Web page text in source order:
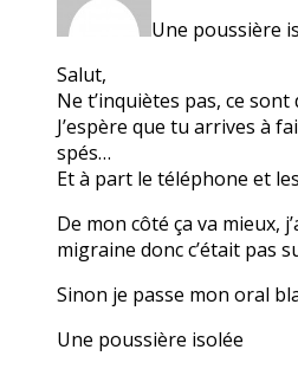
Une poussière
Salut,
Ne t’inquiètes pas, ce
J’espère que tu arrives à
spés…
Et à part le téléphone et
De mon côté ça va mieux,
migraine donc c’était pas
Sinon je passe mon oral
Une poussière isolée